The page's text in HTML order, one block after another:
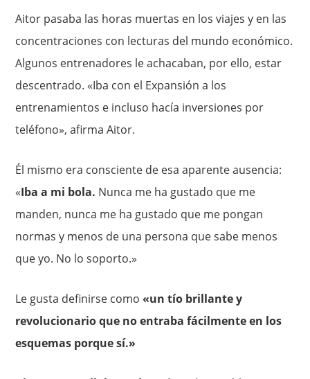
Aitor pasaba las horas muertas en los viajes y en las
concentraciones con lecturas del mundo económico.
Algunos entrenadores le achacaban, por ello, estar
descentrado. «Iba con el Expansión a los
entrenamientos e incluso hacía inversiones por
teléfono», afirma Aitor.
Él mismo era consciente de esa aparente ausencia:
«Iba a mi bola. Nunca me ha gustado que me
manden, nunca me ha gustado que me pongan
normas y menos de una persona que sabe menos
que yo. No lo soporto.»
Le gusta definirse como«un tío brillante y
revolucionario que no entraba fácilmente en los
esquemas porque sí.»